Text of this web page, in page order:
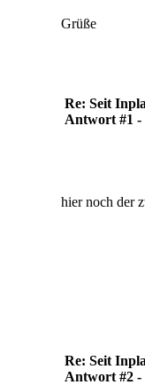
Grüße
Re: Seit
Antwort #1 -
hier noch der
Re: Seit
Antwort #2 -